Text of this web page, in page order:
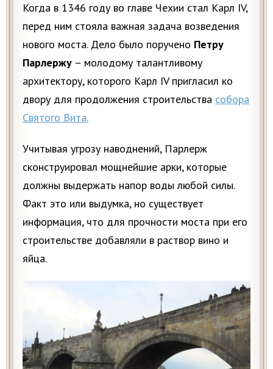
Когда в 1346 году во главе Чехии стал Карл IV,
перед ним стояла важная задача возведения
нового моста. Дело было поручено Петру
Парлержу – молодому талантливому
архитектору, которого Карл IV пригласил ко
двору для продолжения строительства собора
Святого Вита.
Учитывая угрозу наводнений, Парлерж
сконструировал мощнейшие арки, которые
должны выдержать напор воды любой силы.
Факт это или выдумка, но существует
информация, что для прочности моста при его
строительстве добавляли в раствор вино и
яйца.